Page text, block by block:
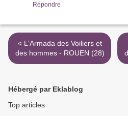
Répondre
< L'Armada des Voiliers et
des hommes - ROUEN (28)
Hébergé par Eklablog
Top articles